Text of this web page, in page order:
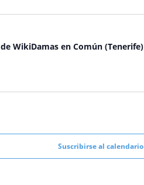
WikiDamas en Común (Tenerife)
Suscribirse al calendario